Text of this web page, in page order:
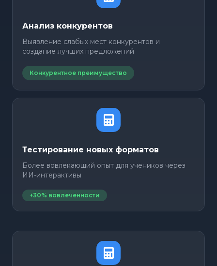
Анализ конкурентов
Выявление слабых мест конкурентов и
создание лучших предложений
Конкурентное преимущество
Тестирование новых форматов
Более вовлекающий опыт для учеников через
ИИ-интерактивы
+30% вовлеченности